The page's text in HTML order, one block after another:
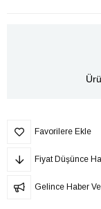
Favorilere Ekle
Fiyat Düşünce
Gelince Haber